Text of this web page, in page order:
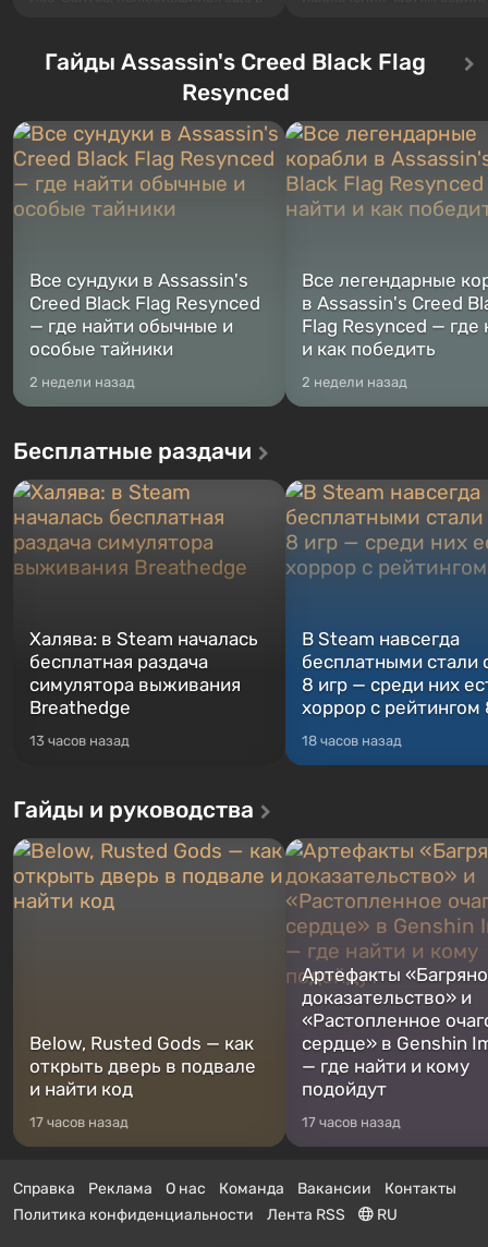
сразу трех персонажей: Майкла,
Тревора и Франклина, между
Жанр и...
Оно же, по задумке
Vault-Tec, должно
Место действия Fallout...
Гайды Assassin's Creed Black Flag
Resynced
Все сундуки в Assassin's
Creed Black Flag Resynced
— где найти обычные и
особые тайники
2 недели назад
Все легендарные
в Assassin's Creed
Flag Resynced — где
и как победить
2 недели назад
Бесплатные раздачи
Халява: в Steam началась
бесплатная раздача
симулятора выживания
Breathedge
13 часов назад
В Steam навсегда
бесплатными стали
8 игр — среди них
хоррор с рейтингом
18 часов назад
Гайды и руководства
Below, Rusted Gods — как
открыть дверь в подвале
и найти код
17 часов назад
Артефакты
доказательство» и
«Растопленное
сердце» в Genshin
— где найти и кому
подойдут
17 часов назад
Справка Реклама О нас Команда Вакансии
Контакты
Политика конфиденциальности
Лента RSS RU